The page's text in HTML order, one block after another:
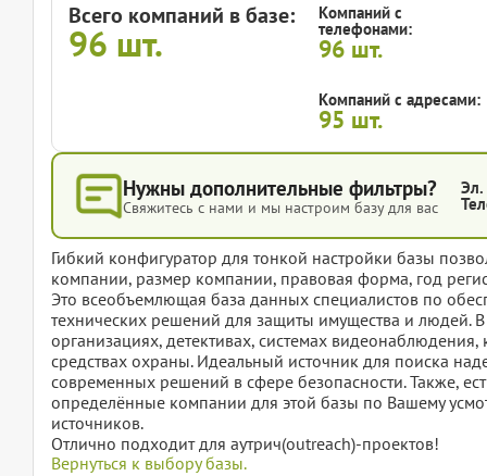
Всего компаний в базе:
96 шт.
Компаний с
телефонами:
96 шт.
Компаний с адресами:
95 шт.
Нужны дополнительные фильтры?
Свяжитесь с нами и мы настроим базу для вас
Эл.
Гибкий конфигуратор для тонкой настройки базы
компании, размер компании, правовая форма, год
Это всеобъемлющая база данных специалистов по
технических решений для защиты имущества и людей.
организациях, детективах, системах
средствах охраны. Идеальный источник для поиска
современных решений в сфере безопасности. Также,
определённые компании для этой базы по Вашему
источников.
Отлично подходит для аутрич(outreach)-проектов!
Вернуться к выбору базы.